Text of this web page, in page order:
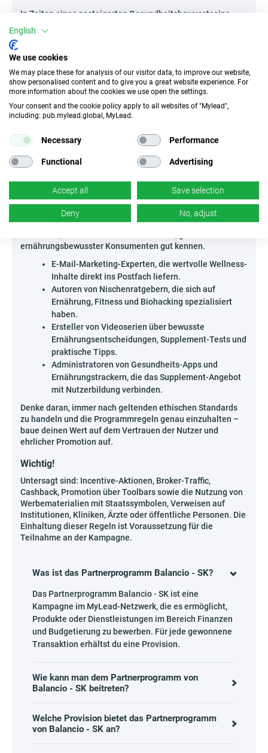
In Zeiten eines gesteigerten Gesundheitsbewusstseins
erleben Nahrungsergänzungsmittel einen Boom – jetzt ist
der perfekte Moment, mit Balancio - SK davon zu
Setze auf thematische Rezensionen und detaillierte Case
Studies, die die Wirkung einzelner Produkte hervorheben.
Auch Gesundheits-Newsletter sowie Ratgebermaterialien,
die Schritt für Schritt durch die Auswahl der richtigen
Nahrungsergänzungsmittel führen, funktionieren
hervorragend. Es lohnt sich zudem, eine Serie wertvoller
sind, z. B. wie man das Immunsystem im Herbst stärkt oder
Starte mit effektiver Promotion – nutze dein Wissen über
wonach sie wirklich suchen!
Wer kann Balancio - SK bewerben?
Das Angebot von Balancio - SK wurde für Spezialisten
ernährungsbewusster Konsumenten gut kennen.
E-Mail-Marketing-Experten, die wertvolle Wellness-
Inhalte direkt ins Postfach liefern.
Autoren von Nischenratgebern, die sich auf
Ernährung, Fitness und Biohacking spezialisiert
haben.
Ersteller von Videoserien über bewusste
Ernährungsentscheidungen, Supplement-Tests und
praktische Tipps.
Administratoren von Gesundheits-Apps und
Ernährungstrackern, die das Supplement-Angebot
mit Nutzerbildung verbinden.
Denke daran, immer nach geltenden ethischen Standards
zu handeln und die Programmregeln genau einzuhalten –
baue deinen Wert auf dem Vertrauen der Nutzer und
ehrlicher Promotion auf.
Wichtig!
Untersagt sind: Incentive-Aktionen, Broker-Traffic,
Cashback, Promotion über Toolbars sowie die Nutzung von
Werbematerialien mit Staatssymbolen, Verweisen auf
Institutionen, Kliniken, Ärzte oder öffentliche Personen. Die
Einhaltung dieser Regeln ist Voraussetzung für die
Teilnahme an der Kampagne.
Was ist das Partnerprogramm Balancio - SK?
Das Partnerprogramm Balancio - SK ist eine
Kampagne im MyLead-Netzwerk, die es ermöglicht,
Produkte oder Dienstleistungen im Bereich Finanzen
und Budgetierung zu bewerben. Für jede gewonnene
Transaktion erhältst du eine Provision.
Wie kann man dem Partnerprogramm von
Balancio - SK beitreten?
Welche Provision bietet das Partnerprogramm
von Balancio - SK an?
English
We use cookies
We may place these for analysis of our visitor data, to improve our website,
show personalised content and to give you a great website experience. For
more information about the cookies we use open the settings.
Your consent and the cookie policy apply to all websites of "Mylead",
including: pub.mylead.global, MyLead.
Necessary Performance
Functional Advertising
Accept all Save selection
Deny No, adjust